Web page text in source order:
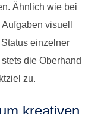
Ähnlich wie bei
visuell
einzelner
die Oberhand
zu.
kreativen